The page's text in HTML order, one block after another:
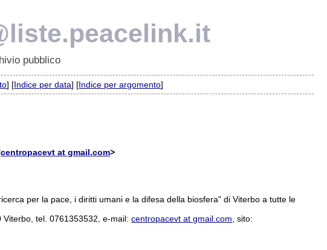
pubblico
] [Indice per data] [Indice per argomento]
centropacevt at gmail.com>
per la pace, i diritti umani e la difesa della biosfera" di Viterbo a tutte le
Viterbo, tel. 0761353532, e-mail:centropacevt at gmail.com, sito: